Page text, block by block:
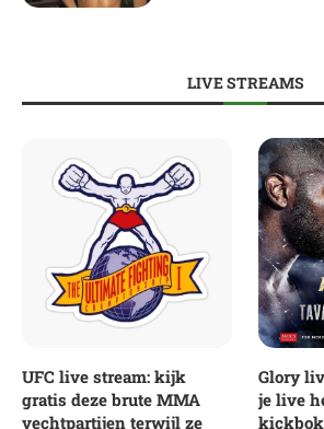
LIVE STREAMS
UFC live stream: kijk
gratis deze brute MMA
vechtpartijen terwijl ze
Glory
je live